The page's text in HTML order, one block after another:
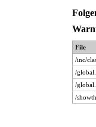
File
/inc/
/
/
/